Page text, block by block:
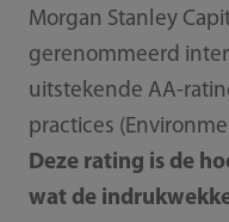
Morgan Stanley
gerenommeerd
uitstekende AA-
practices
Deze rating is de
wat de